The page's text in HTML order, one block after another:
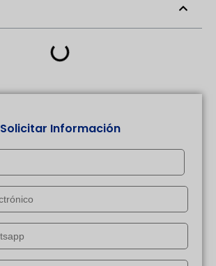
Solicitar Información